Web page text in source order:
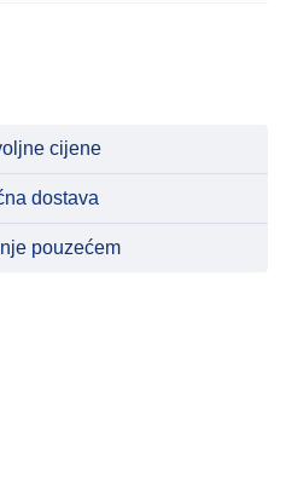
cijene
dostava
pouzećem